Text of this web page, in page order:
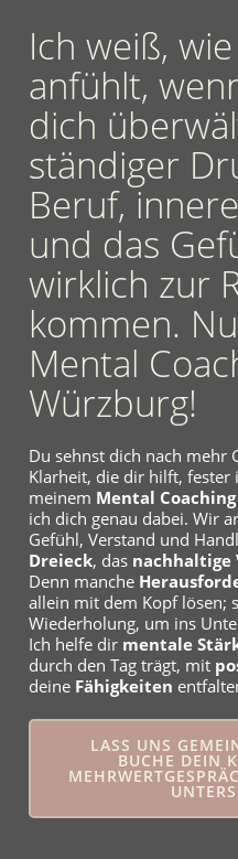
Ich weiß,
anfühlt,
dich
ständiger
Beruf,
und das
wirklich zur
kommen.
Mental
Würzburg!
Du sehnst dich nach mehr
Klarheit, die dir hilft, fester
meinem Mental
ich dich genau dabei. Wir
Gefühl, Verstand und
Dreieck, das nachhaltige
Denn manche
allein mit dem Kopf lösen;
Wiederholung, um ins
Ich helfe dir mentale
durch den Tag trägt, mit
deine Fähigkeiten
LASS UNS
BUCHE DEIN